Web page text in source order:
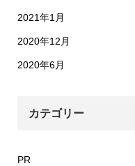
2021年1月
2020年12月
2020年6月
カテゴリー
PR